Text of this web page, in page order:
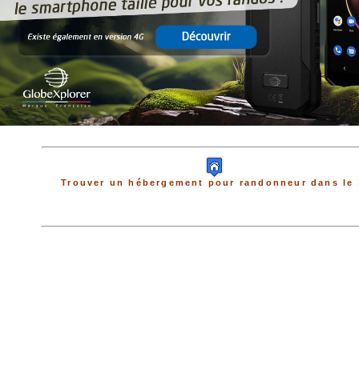
Trouver un hébergement pour randonneur dans le